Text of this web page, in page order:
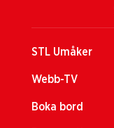
STL Umåker
Webb-TV
Boka bord